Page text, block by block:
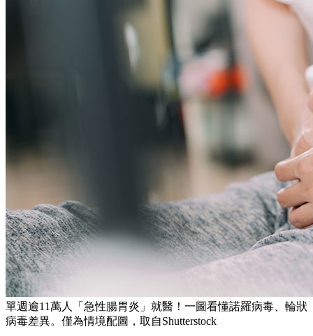
單週逾11萬人「急性腸胃炎」就醫！一圖看懂諾羅病毒、輪狀
病毒差異。僅為情境配圖，取自Shutterstock